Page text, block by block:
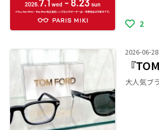
2
2026-06-28